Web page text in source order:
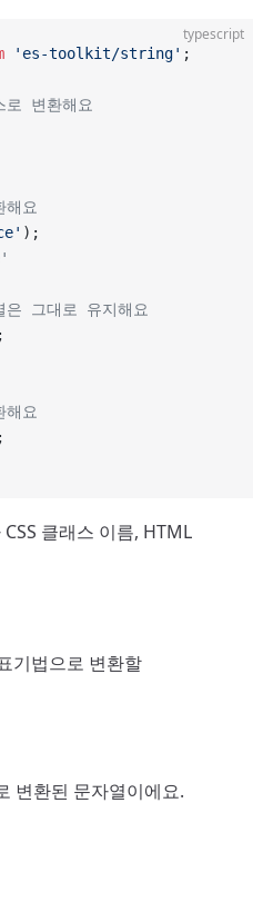
typescript
'es-toolkit/string' ;
변환해요
요
);
그대로 유지해요
요
클래스 이름, HTML
기법으로 변환할
변환된 문자열이에요.